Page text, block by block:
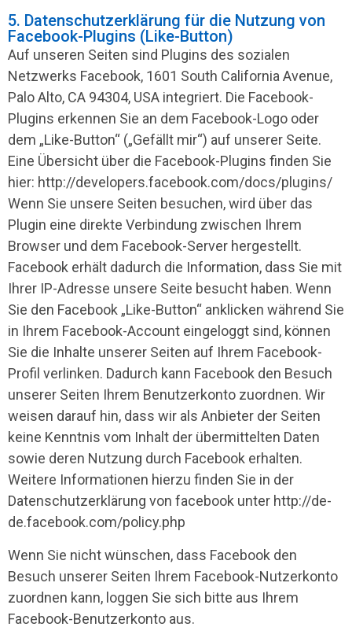
5. Datenschutzerklärung für die Nutzung von
Facebook-Plugins (Like-Button)
Auf unseren Seiten sind Plugins des sozialen
Netzwerks Facebook, 1601 South California Avenue,
Palo Alto, CA 94304, USA integriert. Die Facebook-
Plugins erkennen Sie an dem Facebook-Logo oder
dem „Like-Button“ („Gefällt mir“) auf unserer Seite.
Eine Übersicht über die Facebook-Plugins finden Sie
hier: http://developers.facebook.com/docs/plugins/
Wenn Sie unsere Seiten besuchen, wird über das
Plugin eine direkte Verbindung zwischen Ihrem
Browser und dem Facebook-Server hergestellt.
Facebook erhält dadurch die Information, dass Sie mit
Ihrer IP-Adresse unsere Seite besucht haben. Wenn
Sie den Facebook „Like-Button“ anklicken während Sie
in Ihrem Facebook-Account eingeloggt sind, können
Sie die Inhalte unserer Seiten auf Ihrem Facebook-
Profil verlinken. Dadurch kann Facebook den Besuch
unserer Seiten Ihrem Benutzerkonto zuordnen. Wir
weisen darauf hin, dass wir als Anbieter der Seiten
keine Kenntnis vom Inhalt der übermittelten Daten
sowie deren Nutzung durch Facebook erhalten.
Weitere Informationen hierzu finden Sie in der
Datenschutzerklärung von facebook unter http://de-
de.facebook.com/policy.php
Wenn Sie nicht wünschen, dass Facebook den
Besuch unserer Seiten Ihrem Facebook-Nutzerkonto
zuordnen kann, loggen Sie sich bitte aus Ihrem
Facebook-Benutzerkonto aus.